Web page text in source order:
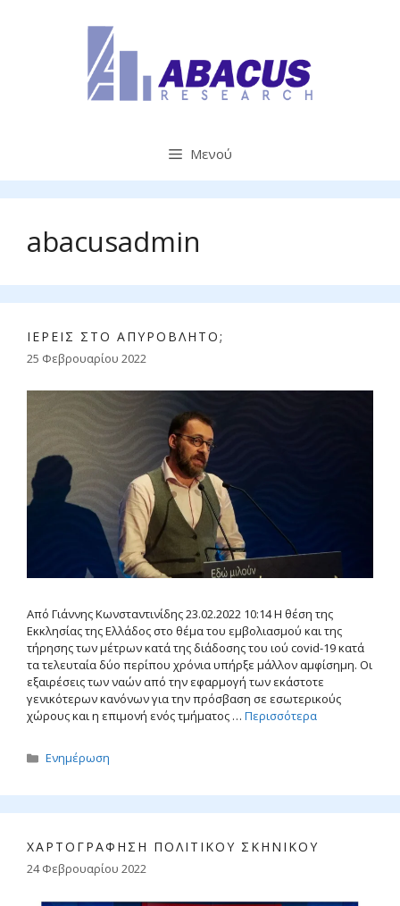
Μενού
abacusadmin
ΙΕΡΕΙΣ ΣΤΟ ΑΠΥΡΟΒΛΗΤΟ;
25 Φεβρουαρίου 2022
Από Γιάννης Κωνσταντινίδης 23.02.2022 10:14 Η θέση της
Εκκλησίας της Ελλάδος στο θέμα του εμβολιασμού και της
τήρησης των μέτρων κατά της διάδοσης του ιού covid-19 κατά
τα τελευταία δύο περίπου χρόνια υπήρξε μάλλον αμφίσημη. Οι
εξαιρέσεις των ναών από την εφαρμογή των εκάστοτε
γενικότερων κανόνων για την πρόσβαση σε εσωτερικούς
χώρους και η επιμονή ενός τμήματος … Περισσότερα
Κατηγορίες
Ενημέρωση
ΧΑΡΤΟΓΡΑΦΗΣΗ ΠΟΛΙΤΙΚΟΥ ΣΚΗΝΙΚΟΥ
24 Φεβρουαρίου 2022